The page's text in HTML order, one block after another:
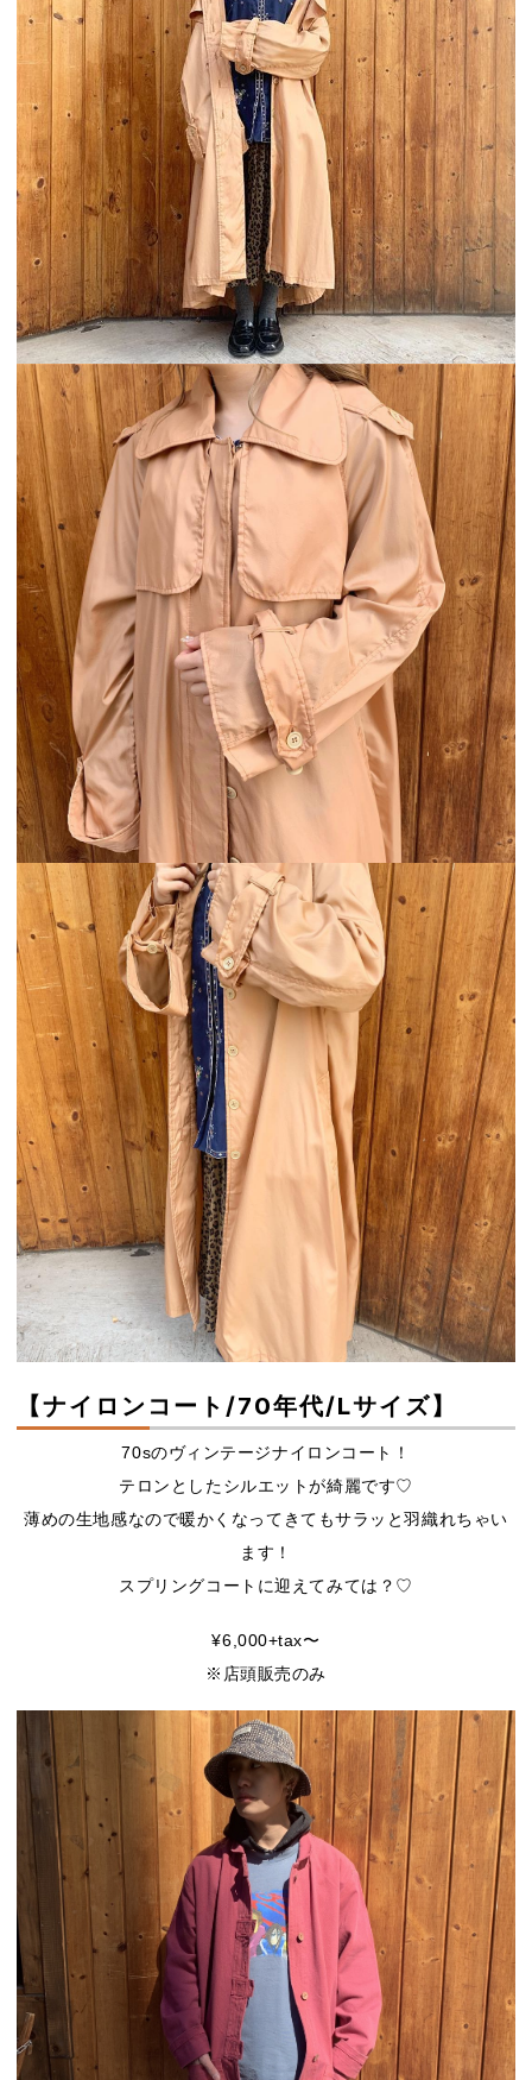
【ナイロンコート/70年代/Lサイズ】
70sのヴィンテージナイロンコート！
テロンとしたシルエットが綺麗です♡
薄めの生地感なので暖かくなってきてもサラッと羽織れちゃい
ます！
スプリングコートに迎えてみては？♡
¥6,000+tax〜
※店頭販売のみ